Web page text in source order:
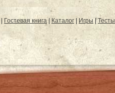
Гостевая книга| Каталог Игры |Тесты